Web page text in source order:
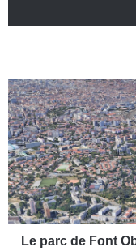
L
e
p
a
r
c
d
e
F
Le parc de Font